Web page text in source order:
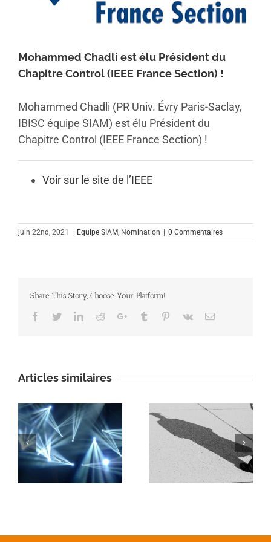
Mohammed Chadli est élu Président du
Chapitre Control (IEEE France Section) !
Mohammed Chadli (PR Univ. Évry Paris-Saclay,
IBISC équipe SIAM) est élu Président du
Chapitre Control (IEEE France Section) !
Voir sur le site de l’IEEE
juin 22nd, 2021 | Equipe SIAM Nomination | 0 Commentaires
Share This Story, Choose Your Platform!
Facebook
TwitterLinkedinRedditGoogle+Tumblr Pinterest
Vk Email
Articles similaires